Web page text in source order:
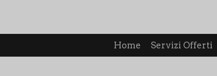
Home Servizi Offerti